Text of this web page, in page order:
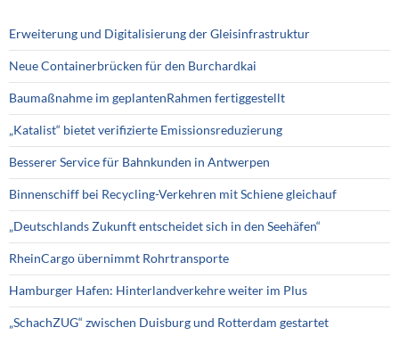
Erweiterung und Digitalisierung der Gleisinfrastruktur
Neue Containerbrücken für den Burchardkai
Baumaßnahme im geplantenRahmen fertiggestellt
„Katalist“ bietet verifizierte Emissionsreduzierung
Besserer Service für Bahnkunden in Antwerpen
Binnenschiff bei Recycling-Verkehren mit Schiene gleichauf
„Deutschlands Zukunft entscheidet sich in den Seehäfen“
RheinCargo übernimmt Rohrtransporte
Hamburger Hafen: Hinterlandverkehre weiter im Plus
„SchachZUG“ zwischen Duisburg und Rotterdam gestartet